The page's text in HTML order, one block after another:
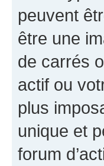
peuvent
être une
de carrés
actif ou
plus
unique et
forum